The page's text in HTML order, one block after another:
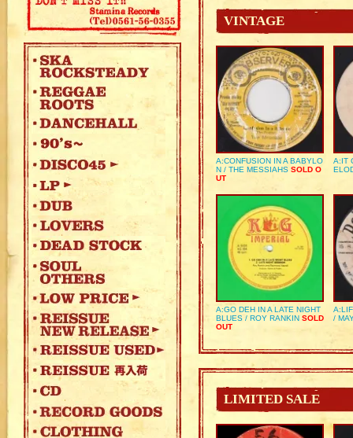
VINTAGE
A:CONFUSION IN A BABYLO
N / THE MESSIAHS SOLD O
UT
A:IT
A:GO DEH IN A LATE NIGHT
BLUES / ROY RANKIN SOLD
OUT
/
LIMITED SALE